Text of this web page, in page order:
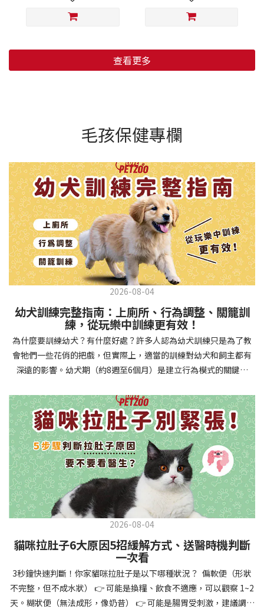
查看更多
毛孩保健專欄
2026-08-04
幼犬訓練完整指南：上廁所、行為調整、關籠訓
練，從玩樂中訓練更有效！
為什麼要訓練幼犬？有什麼好處？許多人認為幼犬訓練只是為了教
會牠們一些花俏的把戲，但實際上，適當的訓練對幼犬和飼主都有
深遠的影響。幼犬期（約8週至6個月）是建立行為模式的關鍵時
的行為問題，並建立人犬間的健康關係。 建立安全健康的生活環境
透過基礎訓練，幼犬能學會家居規則，避免危險行為和破壞家具。
像是「不」和「放下」等指令可以阻止幼犬咬電線或誤食有害物
質，有效降低居家意外風險。規律的如廁訓練則能養成良好衛生習
慣，讓家中環境保持乾淨舒適。增強溝通與信任關係訓練過程就像
建立一種共同語言，幫助你和幼犬更好地理解彼此。當幼犬學會回
應你的指令，不只增加了互動機會，也建立了主人作為領導者的地
位。正向獎勵式訓練更能培養幼犬對你的信任感，強化情感連結，
創造更和諧的相處模式。培養社交技能與適應能力及早接觸各種環
境和刺激，能幫助幼犬成長為自信穩定的成犬。適當的社會化訓練
讓牠們學會如何與其他狗狗、動物和人類和平相處，減少恐懼或攻
擊行為。這種適應能力使幼犬未來能從容面對獸醫檢查、美容
salon、寄宿或旅行等各種情境，大大提升生活品質。 訓練幼犬不只
是教會指令，更是塑造性格和習慣的過程！ 透過耐心且一致的訓
練，你不僅能擁有一隻聽話的好狗狗，更能建立起相互尊重的終身
2026-08-04
貓咪拉肚子6大原因5招緩解方式、送醫時機判斷
一次看
3秒鐘快速判斷！你家貓咪拉肚子是以下哪種狀況？ 偏軟便（形狀
不完整，但不成水狀） 👉 可能是換糧、飲食不適應，可以觀察 1~2
天。糊狀便（無法成形，像奶昔） 👉 可能是腸胃受刺激，建議調整